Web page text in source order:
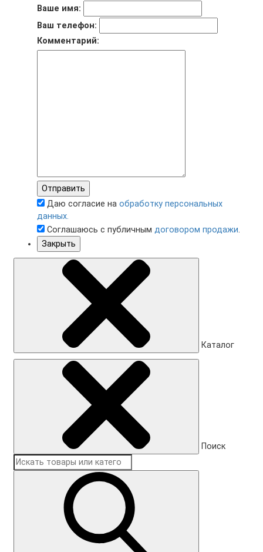
Ваше имя:
Ваш телефон:
Комментарий:
Отправить
Даю согласие на обработку персональных
данных.
Соглашаюсь с публичным договором продажи.
Закрыть
Каталог
Поиск